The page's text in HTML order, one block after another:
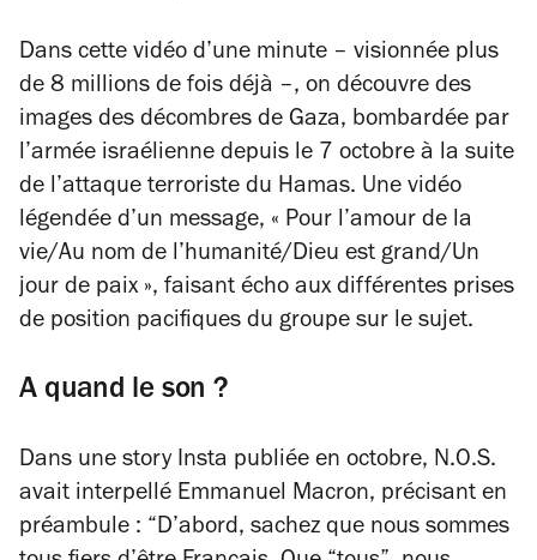
Dans cette vidéo d’une minute – visionnée plus
de 8 millions de fois déjà –, on découvre des
images des décombres de Gaza, bombardée par
l’armée israélienne depuis le 7 octobre à la suite
de l’attaque terroriste du Hamas. Une vidéo
légendée d’un message, « Pour l’amour de la
vie/Au nom de l’humanité/Dieu est grand/Un
jour de paix », faisant écho aux différentes prises
de position pacifiques du groupe sur le sujet.
A quand le son ?
Dans une story Insta publiée en octobre, N.O.S.
avait interpellé Emmanuel Macron, précisant en
préambule : “ D’abord, sachez que nous sommes